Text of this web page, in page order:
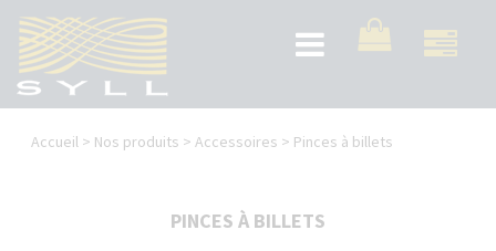
contenu
principal
Toggle
navigation
Vous
Accueil > Nos produits > Accessoires > Pinces à billets
PINCES À BILLETS